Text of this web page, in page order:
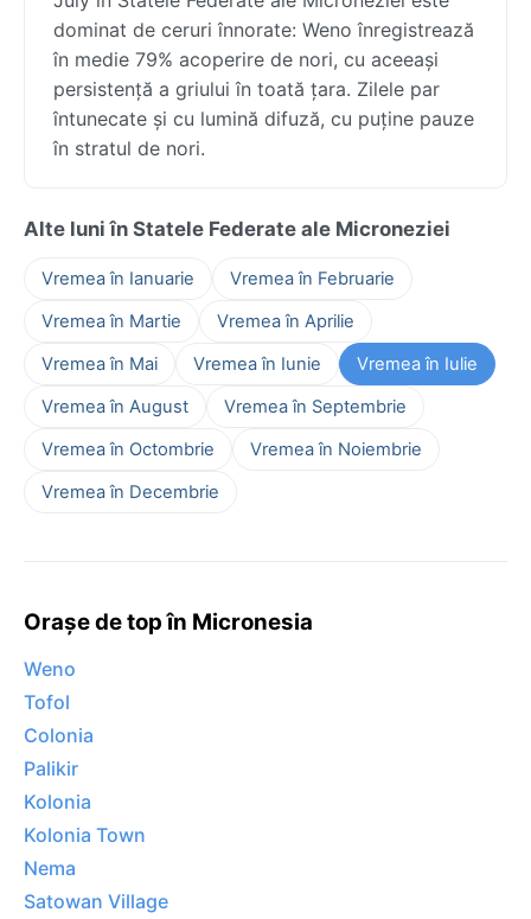
dominat de ceruri înnorate: Weno înregistrează
în medie 79% acoperire de nori, cu aceeași
persistență a griului în toată țara. Zilele par
întunecate și cu lumină difuză, cu puține pauze
în stratul de nori.
Alte luni în Statele Federate ale Microneziei
Vremea în Ianuarie
Vremea în Februarie
Vremea în Martie
Vremea în Aprilie
Vremea în Mai
Vremea în Iunie
Vremea în Iulie
Vremea în August
Vremea în Septembrie
Vremea în Octombrie
Vremea în Noiembrie
Vremea în Decembrie
Orașe de top în Micronesia
Weno
Tofol
Colonia
Palikir
Kolonia
Kolonia Town
Nema
Satowan Village